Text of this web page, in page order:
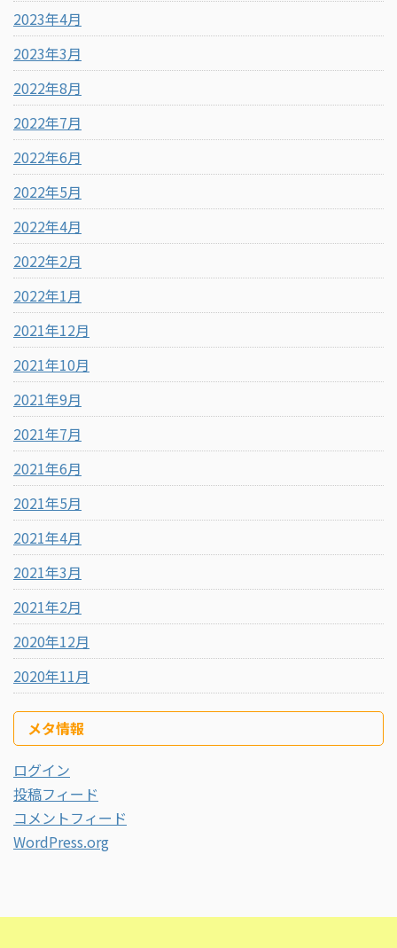
2023年4月
2023年3月
2022年8月
2022年7月
2022年6月
2022年5月
2022年4月
2022年2月
2022年1月
2021年12月
2021年10月
2021年9月
2021年7月
2021年6月
2021年5月
2021年4月
2021年3月
2021年2月
2020年12月
2020年11月
メタ情報
ログイン
投稿フィード
コメントフィード
WordPress.org